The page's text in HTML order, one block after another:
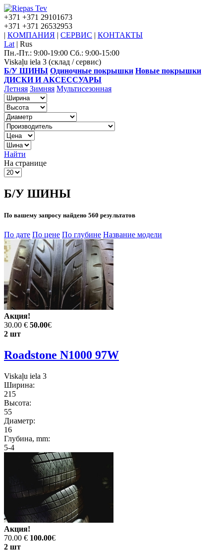
+371 +371 29101673
+371 +371 26532953
| КОМПАНИЯ | СЕРВИС | КОНТАКТЫ
Lat | Rus
Пн.-Пт.: 9:00-19:00 Сб.: 9:00-15:00
Viskaļu iela 3 (склад / сервис)
Б/У ШИНЫ Одиночные покрышки Новые покрышки
ДИСКИ И АКСЕССУАРЫ
Летняя Зимняя Мультисезонная
Найти
На странице
Б/У ШИНЫ
По вашему запросу найдено 560 результатов
По дате По цене По глубине Название модели
Акция!
30.00 € 50.00€
2 шт
Roadstone N1000 97W
Viskaļu iela 3
Ширина:
215
Высота:
55
Диаметр:
16
Глубина, mm:
5-4
Акция!
70.00 € 100.00€
2 шт